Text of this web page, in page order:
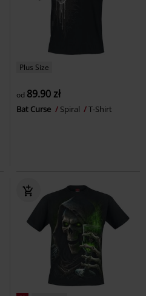
Plus Size
od 89.90 zł
Bat Curse Spiral T-Shirt